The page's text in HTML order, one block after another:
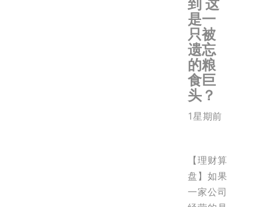
是一
只被
遗忘
的粮
食巨
头？
1星期前
【理财算
盘】如果
一家公司